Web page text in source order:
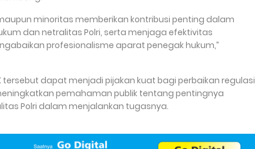
minoritas memberikan kontribusi penting dalam
dan netralitas Polri, serta menjaga efektivitas
profesionalisme aparat penegak hukum,”
tersebut dapat menjadi pijakan kuat bagi perbaikan regulasi
pemahaman publik tentang pentingnya
Polri dalam menjalankan tugasnya.